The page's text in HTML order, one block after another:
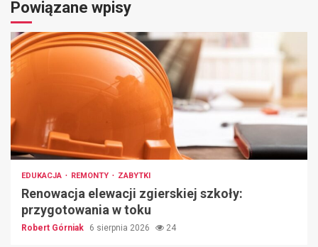
Powiązane wpisy
EDUKACJA REMONTY ZABYTKI
Renowacja elewacji zgierskiej szkoły:
przygotowania w toku
Robert Górniak 6 sierpnia 2026 24